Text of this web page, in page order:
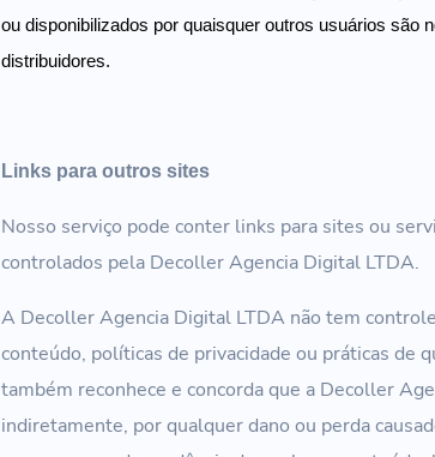
ou disponibilizados por quaisquer outros usuários são
distribuidores.
Links para outros sites
Nosso serviço pode conter links para sites ou
controlados pela Decoller Agencia Digital LTDA.
A Decoller Agencia Digital LTDA não tem
conteúdo, políticas de privacidade ou práticas de
também reconhece e concorda que a Decoller
indiretamente, por qualquer dano ou perda